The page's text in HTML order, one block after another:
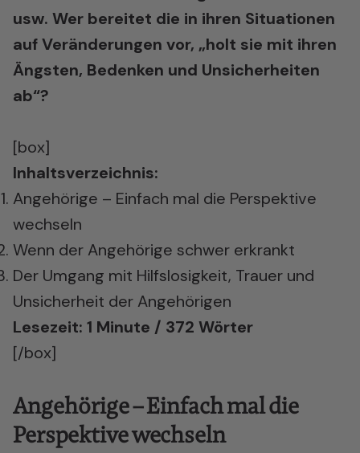
usw. Wer bereitet die in ihren Situationen
auf Veränderungen vor, „holt sie mit ihren
Ängsten, Bedenken und Unsicherheiten
ab“?
[box]
Inhaltsverzeichnis:
Angehörige – Einfach mal die Perspektive
wechseln
Wenn der Angehörige schwer erkrankt
Der Umgang mit Hilfslosigkeit, Trauer und
Unsicherheit der Angehörigen
Lesezeit: 1 Minute / 372 Wörter
[/box]
Angehörige – Einfach mal die
Perspektive wechseln